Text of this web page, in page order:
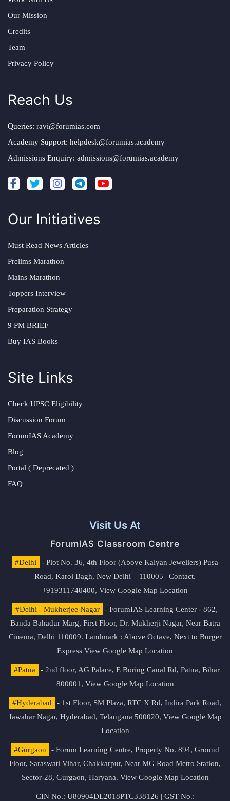
Our Mission
Credits
Team
Privacy Policy
Reach Us
Queries: ravi@forumias.com
Academy Support: helpdesk@forumias.academy
Admissions Enquiry: admissions@forumias.academy
Our Initiatives
Must Read News Articles
Prelims Marathon
Mains Marathon
Toppers Interview
Preparation Strategy
9 PM BRIEF
Buy IAS Books
Site Links
Check UPSC Eligibility
Discussion Forum
ForumIAS Academy
Blog
Portal ( Deprecated )
FAQ
Visit Us At
ForumIAS Classroom Centre
#Delhi
- Plot No. 36, 4th Floor (Above Kalyan Jewellers) Pusa
Road, Karol Bagh, New Delhi – 110005 | Contact.
+919311740400, View Google Map Location
#Delhi - Mukherjee Nagar
- ForumIAS Learning Center - 862,
Banda Bahadur Marg, First Floor, Dr. Mukherji Nagar, Near Batra
Cinema, Delhi 110009. Landmark : Above Octave, Next to Burger
Express View Google Map Location
#Patna
- 2nd floor, AG Palace, E Boring Canal Rd, Patna, Bihar
800001, View Google Map Location
#Hyderabad
- 1st Floor, SM Plaza, RTC X Rd, Indira Park Road,
Jawahar Nagar, Hyderabad, Telangana 500020, View Google Map
Location
#Gurgaon
- Forum Learning Centre, Property No. 894, Ground
Floor, Saraswati Vihar, Chakkarpur, Near MG Road Metro Station,
Sector-28, Gurgaon, Haryana. View Google Map Location
CIN No.: U80904DL2018PTC338126 | GST No.: